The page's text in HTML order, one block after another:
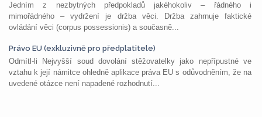
Jedním z nezbytných předpokladů jakéhokoliv – řádného i
mimořádného – vydržení je držba věci. Držba zahrnuje faktické
ovládání věci (corpus possessionis) a současně...
Právo EU (exkluzivně pro předplatitele)
Odmítl-li Nejvyšší soud dovolání stěžovatelky jako nepřípustné ve
vztahu k její námitce ohledně aplikace práva EU s odůvodněním, že na
uvedené otázce není napadené rozhodnutí...